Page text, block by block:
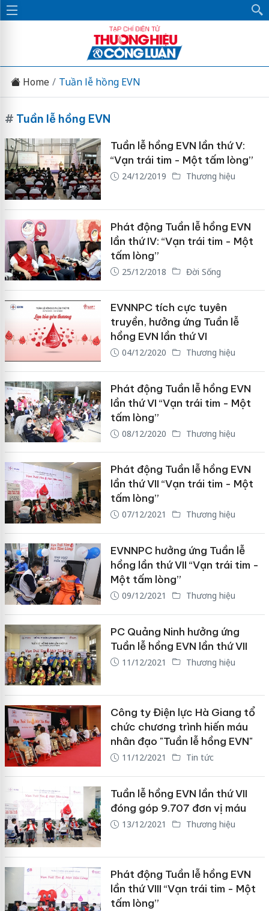
Home Tuần lễ hồng EVN
# Tuần lễ hồng EVN
Tuần lễ hồng EVN lần thứ V:
“Vạn trái tim - Một tấm lòng”
24/12/2019 Thương hiệu
Phát động Tuần lễ hồng EVN
lần thứ IV: “Vạn trái tim - Một
tấm lòng”
25/12/2018 Đời Sống
EVNNPC tích cực tuyên
truyền, hưởng ứng Tuần lễ
hồng EVN lần thứ VI
04/12/2020 Thương hiệu
Phát động Tuần lễ hồng EVN
lần thứ VI “Vạn trái tim - Một
tấm lòng”
08/12/2020 Thương hiệu
Phát động Tuần lễ hồng EVN
lần thứ VII “Vạn trái tim - Một
tấm lòng”
07/12/2021 Thương hiệu
EVNNPC hưởng ứng Tuần lễ
hồng lần thứ VII “Vạn trái tim -
Một tấm lòng”
09/12/2021 Thương hiệu
PC Quảng Ninh hưởng ứng
Tuần lễ hồng EVN lần thứ VII
11/12/2021 Thương hiệu
Công ty Điện lực Hà Giang tổ
chức chương trình hiến máu
nhân đạo "Tuần lễ hồng EVN"
11/12/2021 Tin tức
Tuần lễ hồng EVN lần thứ VII
đóng góp 9.707 đơn vị máu
13/12/2021 Thương hiệu
Phát động Tuần lễ hồng EVN
lần thứ VIII “Vạn trái tim - Một
tấm lòng”